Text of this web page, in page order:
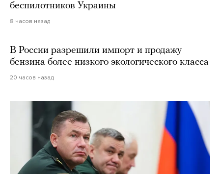
беспилотников Украины
8 часов назад
В России разрешили импорт и продажу
бензина более низкого экологического класса
20 часов назад